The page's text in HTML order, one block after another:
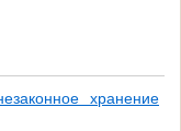
хранение